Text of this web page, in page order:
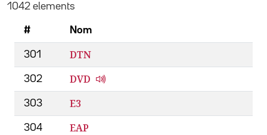
1042 elements
# Nom
301 DTN
302 DVD
303 E3
304 EAP